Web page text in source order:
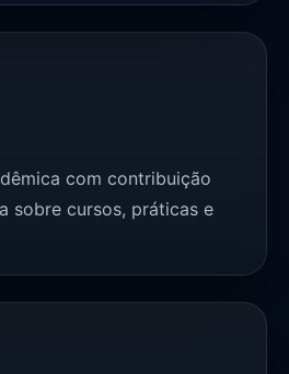
com contribuição
sobre cursos, práticas e